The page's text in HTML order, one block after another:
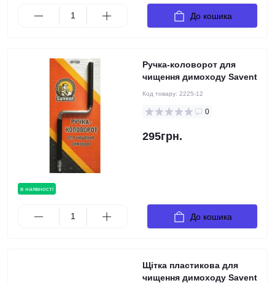
До кошика
в наявності
Ручка-коловорот для
чищення димоходу Savent
Код товару: 2225-12
0
295грн.
До кошика
Щітка пластикова для
чищення димоходу Savent